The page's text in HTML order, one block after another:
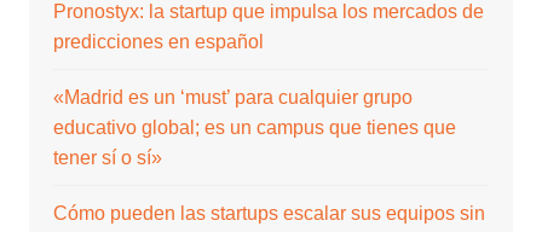
Pronostyx: la startup que impulsa los mercados de
predicciones en español
«Madrid es un ‘must’ para cualquier grupo
educativo global; es un campus que tienes que
tener sí o sí»
Cómo pueden las startups escalar sus equipos sin